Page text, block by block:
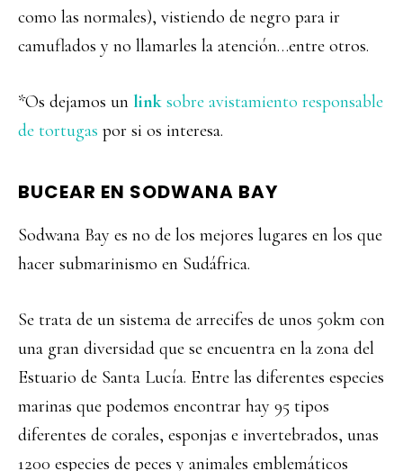
como las normales), vistiendo de negro para ir
camuflados y no llamarles la atención…entre otros.
*Os dejamos un link sobre avistamiento responsable
de tortugas por si os interesa.
BUCEAR EN SODWANA BAY
Sodwana Bay es no de los mejores lugares en los que
hacer submarinismo en Sudáfrica.
Se trata de un sistema de arrecifes de unos 50km con
una gran diversidad que se encuentra en la zona del
Estuario de Santa Lucía. Entre las diferentes especies
marinas que podemos encontrar hay 95 tipos
diferentes de corales, esponjas e invertebrados, unas
1200 especies de peces y animales emblemáticos